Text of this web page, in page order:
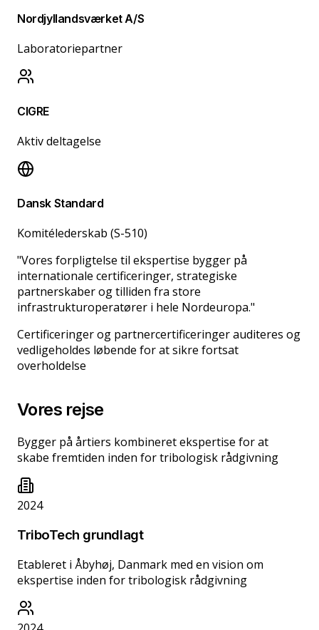
Nordjyllandsværket A/S
Laboratoriepartner
CIGRE
Aktiv deltagelse
Dansk Standard
Komitélederskab (S-510)
"Vores forpligtelse til ekspertise bygger på
internationale certificeringer, strategiske
partnerskaber og tilliden fra store
infrastrukturoperatører i hele Nordeuropa."
Certificeringer og partnercertificeringer auditeres og
vedligeholdes løbende for at sikre fortsat
overholdelse
Vores rejse
Bygger på årtiers kombineret ekspertise for at
skabe fremtiden inden for tribologisk rådgivning
2024
TriboTech grundlagt
Etableret i Åbyhøj, Danmark med en vision om
ekspertise inden for tribologisk rådgivning